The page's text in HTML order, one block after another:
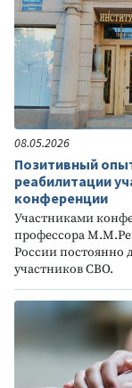
08.05.2026
Позитивный
реабилитации
конференции
Участниками
профессора
России постоянно
участников СВО.